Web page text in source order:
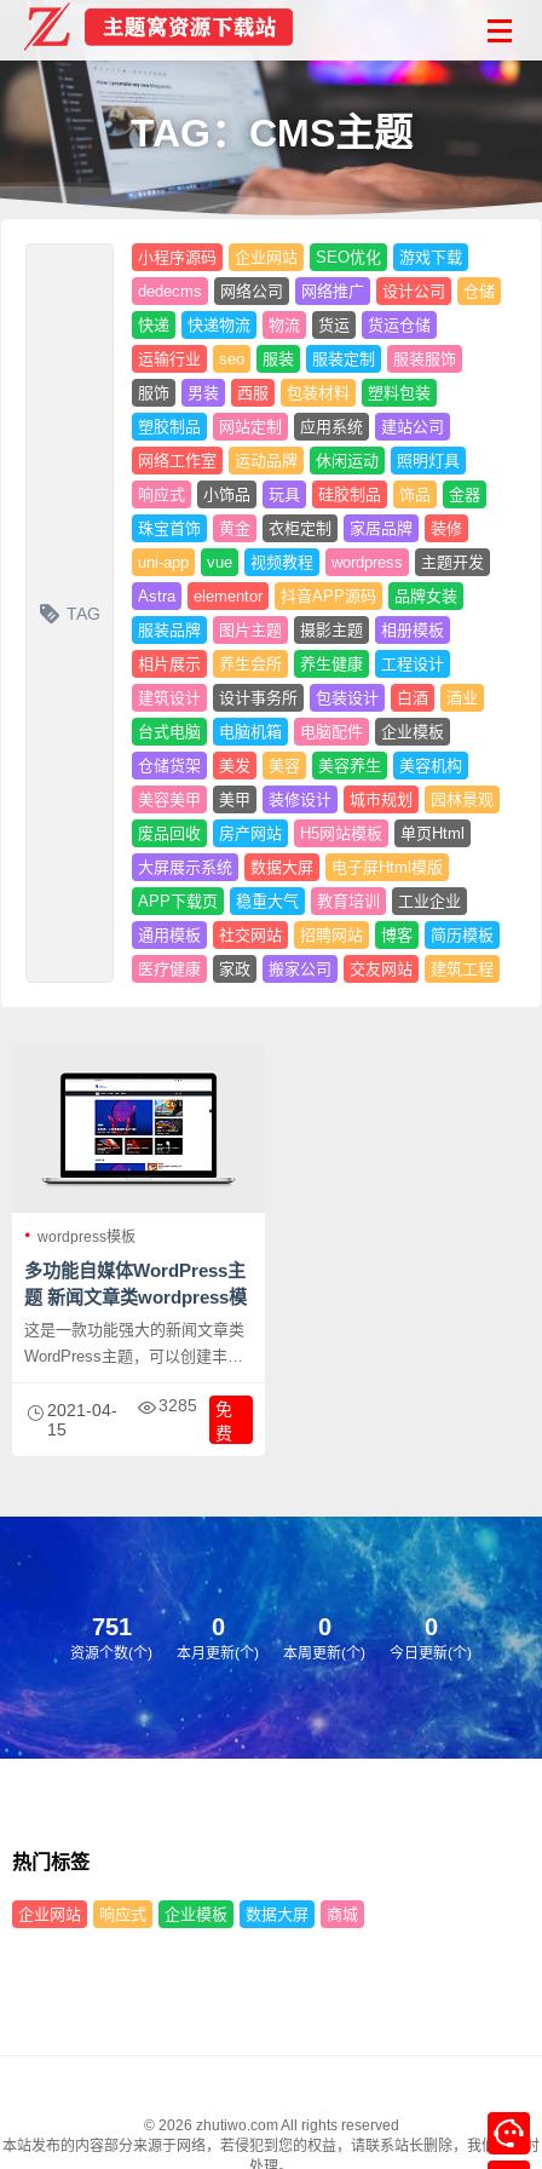
TAG：CMS主题
TAG
小程序源码 企业网站 SEO优化
游戏下载
dedecms
网络公司 网络推广 设计公司
仓储
快递
快递物流 物流 货运
货运仓储
运输行业
seo 服装 服装定制
服装服饰
服饰
男装 西服 包装材料
塑料包装
塑胶制品
网站定制 应用系统
建站公司
网络工作室
运动品牌 休闲运动
照明灯具
响应式
小饰品 玩具 硅胶制品 饰品
金器
珠宝首饰
黄金 衣柜定制 家居品牌
装修
uni-app
vue 视频教程 wordpress
主题开发
Astra
elementor 抖音APP源码
品牌女装
服装品牌
图片主题 摄影主题
相册模板
相片展示
养生会所 养生健康
工程设计
建筑设计
设计事务所 包装设计 白酒
酒业
台式电脑
电脑机箱 电脑配件
企业模板
仓储货架
美发 美容 美容养生
美容机构
美容美甲
美甲 装修设计 城市规划
园林景观
废品回收
房产网站 H5网站模板
单页Html
大屏展示系统
数据大屏
电子屏Html模版
APP下载页
稳重大气 教育培训
工业企业
通用模板
社交网站 招聘网站 博客
简历模板
医疗健康
家政 搬家公司 交友网站 建筑工程
wordpress模板
多功能自媒体WordPress主
题 新闻文章类wordpress模
版下载
这是一款功能强大的新闻文章类
WordPress主题，可以创建丰富
种布局，高度可以自定义，并且
不需要有编程知识的人都可轻松
来，各种强大的DIY的强大的功
2021-04-
15
3285
免
费
751
资源个数(个)
0
本月更新(个)
0
本周更新(个)
0
今日更新(个)
热门标签
企业网站 响应式 企业模板 数据大屏 商城
© 2026 zhutiwo.com All rights reserved
本站发布的内容部分来源于网络，若侵犯到您的权益，请联系站长删除，我们将及时